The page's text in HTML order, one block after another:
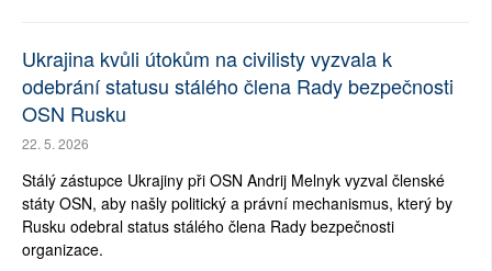
Ukrajina kvůli útokům na civilisty vyzvala k
odebrání statusu stálého člena Rady bezpečnosti
OSN Rusku
22. 5. 2026
Stálý zástupce Ukrajiny při OSN Andrij Melnyk vyzval členské
státy OSN, aby našly politický a právní mechanismus, který by
Rusku odebral status stálého člena Rady bezpečnosti
organizace.